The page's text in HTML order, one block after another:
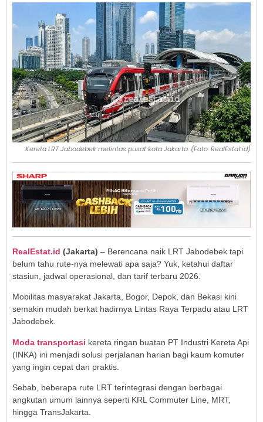
Kereta LRT Jabodebek melintas pusat kota Jakarta. (Foto: RealEstat.id)
RealEstat.id (Jakarta) – Berencana naik LRT Jabodebek tapi
belum tahu rute-nya melewati apa saja? Yuk, ketahui daftar
stasiun, jadwal operasional, dan tarif terbaru 2026.
Mobilitas masyarakat Jakarta, Bogor, Depok, dan Bekasi kini
semakin mudah berkat hadirnya Lintas Raya Terpadu atau LRT
Jabodebek.
Moda transportasi kereta ringan buatan PT Industri Kereta Api
(INKA) ini menjadi solusi perjalanan harian bagi kaum komuter
yang ingin cepat dan praktis.
Sebab, beberapa rute LRT terintegrasi dengan berbagai
angkutan umum lainnya seperti KRL Commuter Line, MRT,
hingga TransJakarta.